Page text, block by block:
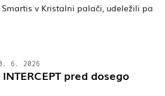
v Kristalni palači, udeležili pa
6. 2026
pred dosego